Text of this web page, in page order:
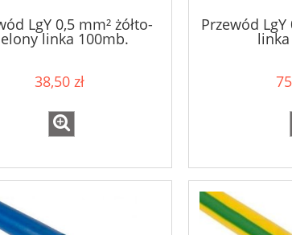
LgY 0,5 mm² żółto-
linka 100mb.
38,50 zł
Przewód